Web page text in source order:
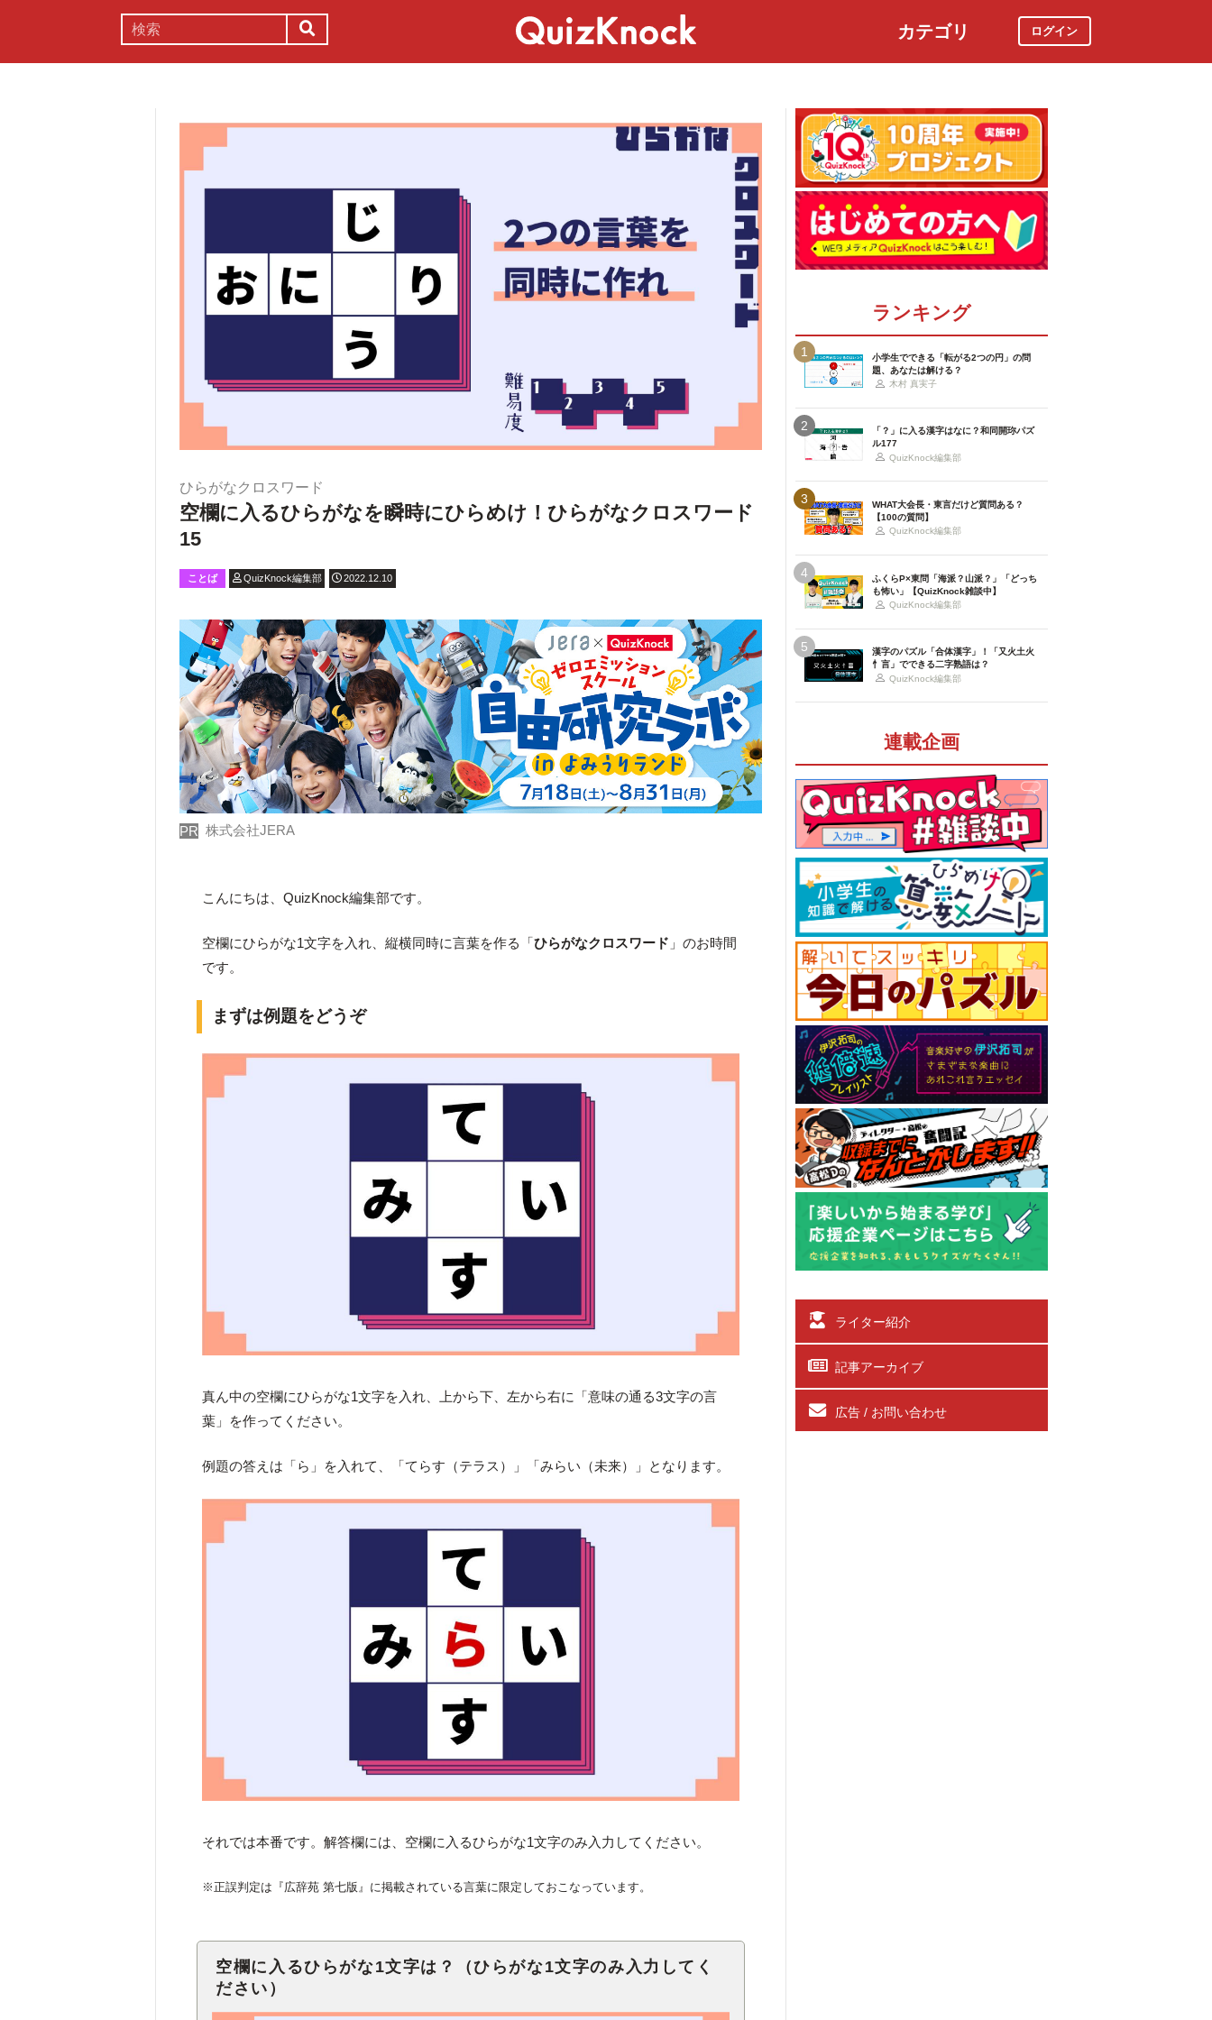
カテゴリ ログイン
ひらがなクロスワード
空欄に入るひらがなを瞬時にひらめけ！ひらがなクロスワード
15
ことば QuizKnock編集部 2022.12.10
PR 株式会社JERA
こんにちは、QuizKnock編集部です。
空欄にひらがな1文字を入れ、縦横同時に言葉を作る「ひらがなクロスワード 」のお時間
です。
まずは例題をどうぞ
真ん中の空欄にひらがな1文字を入れ、上から下、左から右に「意味の通る3文字の言
葉」を作ってください。
例題の答えは「ら」を入れて、「てらす（テラス）」「みらい（未来）」となります。
それでは本番です。解答欄には、空欄に入るひらがな1文字のみ入力してください。
※正誤判定は『広辞苑 第七版』に掲載されている言葉に限定しておこなっています。
空欄に入るひらがな1文字は？（ひらがな1文字のみ入力してく
ださい）
ランキング
1
小学生でできる「転がる2つの円」の問
題、あなたは解ける？
木村 真実子
2
「？」に入る漢字はなに？和同開珎パズ
ル177
QuizKnock編集部
3
WHAT大会長・東言だけど質問ある？
【100の質問】
QuizKnock編集部
4
ふくらP×東問「海派？山派？」「どっち
も怖い」【QuizKnock雑談中】
QuizKnock編集部
5
漢字のパズル「合体漢字」！「又火土火
忄言」でできる二字熟語は？
QuizKnock編集部
連載企画
ライター紹介
記事アーカイブ
広告 / お問い合わせ